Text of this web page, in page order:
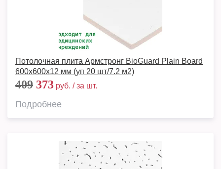
Потолочная плита Армстронг BioGuard Plain Board
600x600x12 мм (уп 20 шт/7.2 м2)
409 373 руб. / за шт.
Подробнее